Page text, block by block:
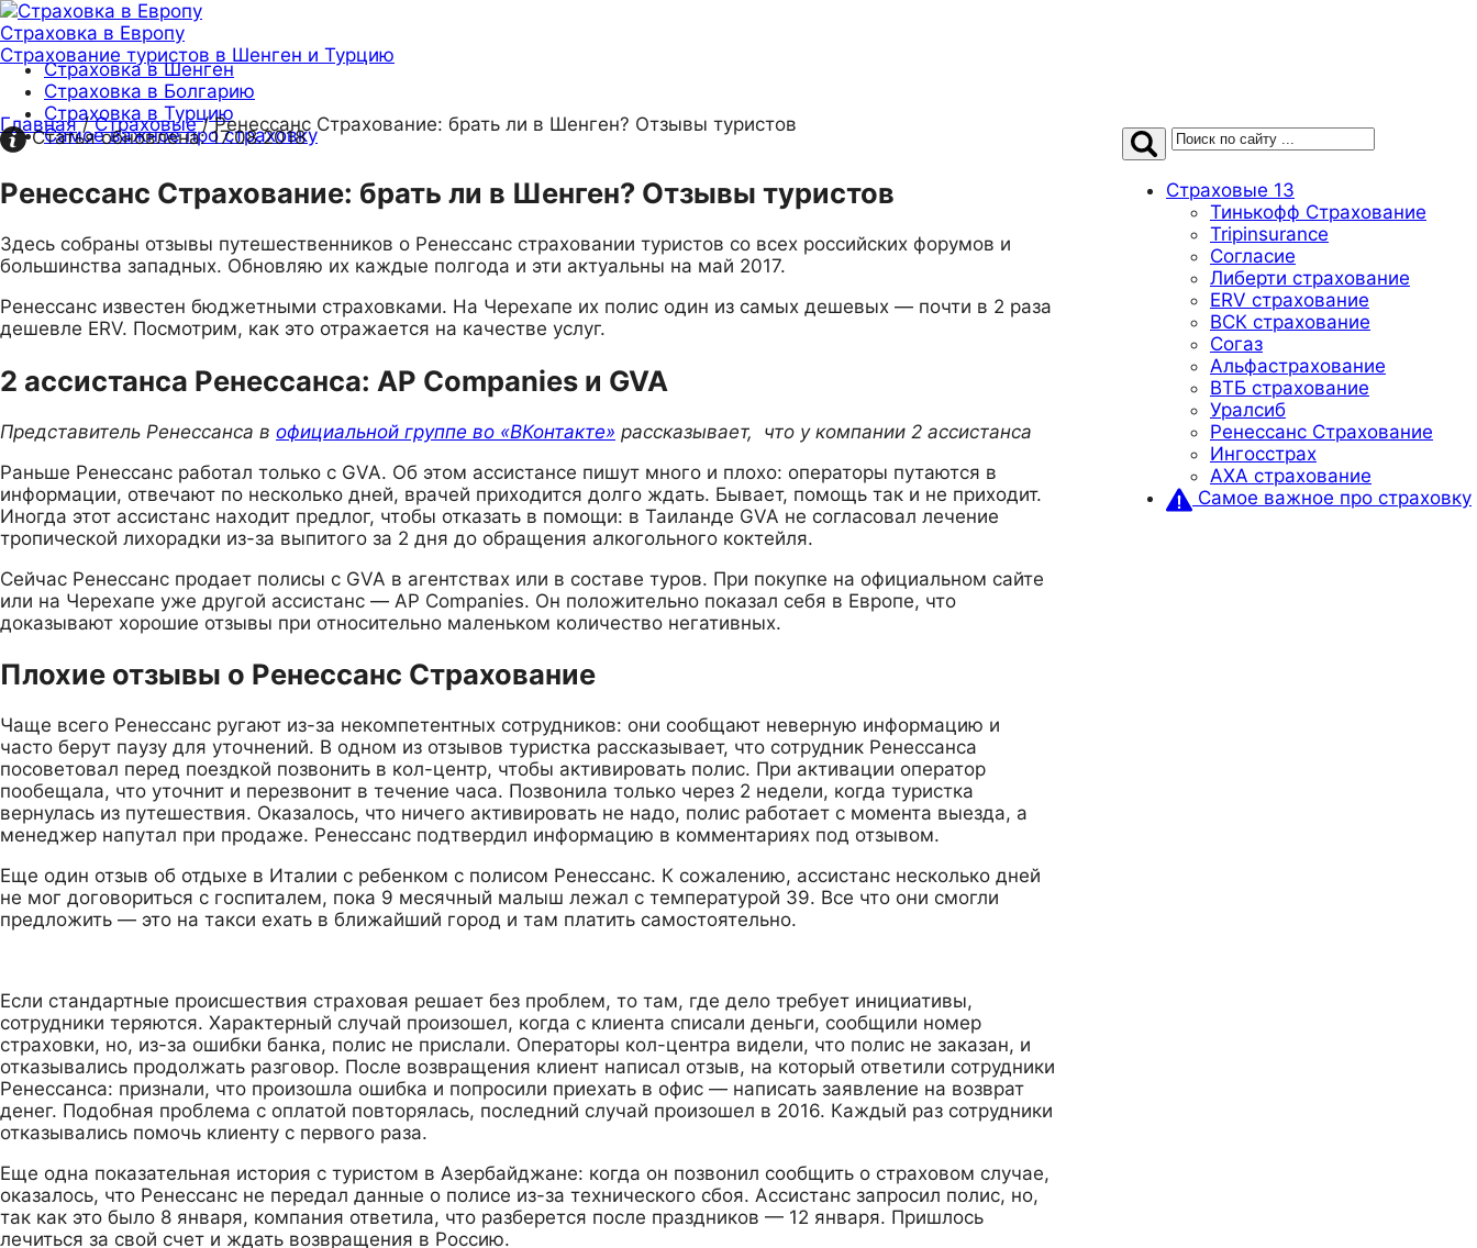
Страховка в Европу
Страхование туристов в Шенген и Турцию
Страховка в Шенген
Страховка в Болгарию
Страховка в Турцию
Самое важное про страховку
Главная / Страховые / Ренессанс Страхование: брать ли в Шенген? Отзывы туристов
Статья обновлена:17.08.2018
Ренессанс Страхование: брать ли в Шенген? Отзывы туристов
Здесь собраны отзывы путешественников о Ренессанс страховании туристов со всех российских форумов и
большинства западных. Обновляю их каждые полгода и эти актуальны на май 2017.
Ренессанс известен бюджетными страховками. На Черехапе их полис один из самых дешевых — почти в 2 раза
дешевле ERV. Посмотрим, как это отражается на качестве услуг.
2 ассистанса Ренессанса: AP Companies и GVA
Представитель Ренессанса в официальной группе во «ВКонтакте» рассказывает, что у компании 2 ассистанса
Раньше Ренессанс работал только с GVA. Об этом ассистансе пишут много и плохо: операторы путаются в
информации, отвечают по несколько дней, врачей приходится долго ждать. Бывает, помощь так и не приходит.
Иногда этот ассистанс находит предлог, чтобы отказать в помощи: в Таиланде GVA не согласовал лечение
тропической лихорадки из-за выпитого за 2 дня до обращения алкогольного коктейля.
Сейчас Ренессанс продает полисы с GVA в агентствах или в составе туров. При покупке на официальном сайте
или на Черехапе уже другой ассистанс — AP Companies. Он положительно показал себя в Европе, что
доказывают хорошие отзывы при относительно маленьком количество негативных.
Плохие отзывы о Ренессанс Страхование
Чаще всего Ренессанс ругают из-за некомпетентных сотрудников: они сообщают неверную информацию и
часто берут паузу для уточнений. В одном из отзывов туристка рассказывает, что сотрудник Ренессанса
посоветовал перед поездкой позвонить в кол-центр, чтобы активировать полис. При активации оператор
пообещала, что уточнит и перезвонит в течение часа. Позвонила только через 2 недели, когда туристка
вернулась из путешествия. Оказалось, что ничего активировать не надо, полис работает с момента выезда, а
менеджер напутал при продаже. Ренессанс подтвердил информацию в комментариях под отзывом.
Еще один отзыв об отдыхе в Италии с ребенком с полисом Ренессанс. К сожалению, ассистанс несколько дней
не мог договориться с госпиталем, пока 9 месячный малыш лежал с температурой 39. Все что они смогли
предложить — это на такси ехать в ближайший город и там платить самостоятельно.
Если стандартные происшествия страховая решает без проблем, то там, где дело требует инициативы,
сотрудники теряются. Характерный случай произошел, когда с клиента списали деньги, сообщили номер
страховки, но, из-за ошибки банка, полис не прислали. Операторы кол-центра видели, что полис не заказан, и
отказывались продолжать разговор. После возвращения клиент написал отзыв, на который ответили сотрудники
Ренессанса: признали, что произошла ошибка и попросили приехать в офис — написать заявление на возврат
денег. Подобная проблема с оплатой повторялась, последний случай произошел в 2016. Каждый раз сотрудники
отказывались помочь клиенту с первого раза.
Еще одна показательная история с туристом в Азербайджане: когда он позвонил сообщить о страховом случае,
оказалось, что Ренессанс не передал данные о полисе из-за технического сбоя. Ассистанс запросил полис, но,
так как это было 8 января, компания ответила, что разберется после праздников — 12 января. Пришлось
лечиться за свой счет и ждать возвращения в Россию.
Страховые 13
Тинькофф Страхование
Tripinsurance
Согласие
Либерти страхование
ERV страхование
ВСК страхование
Согаз
Альфастрахование
ВТБ страхование
Уралсиб
Ренессанс Страхование
Ингосстрах
AXA страхование
Самое важное про страховку